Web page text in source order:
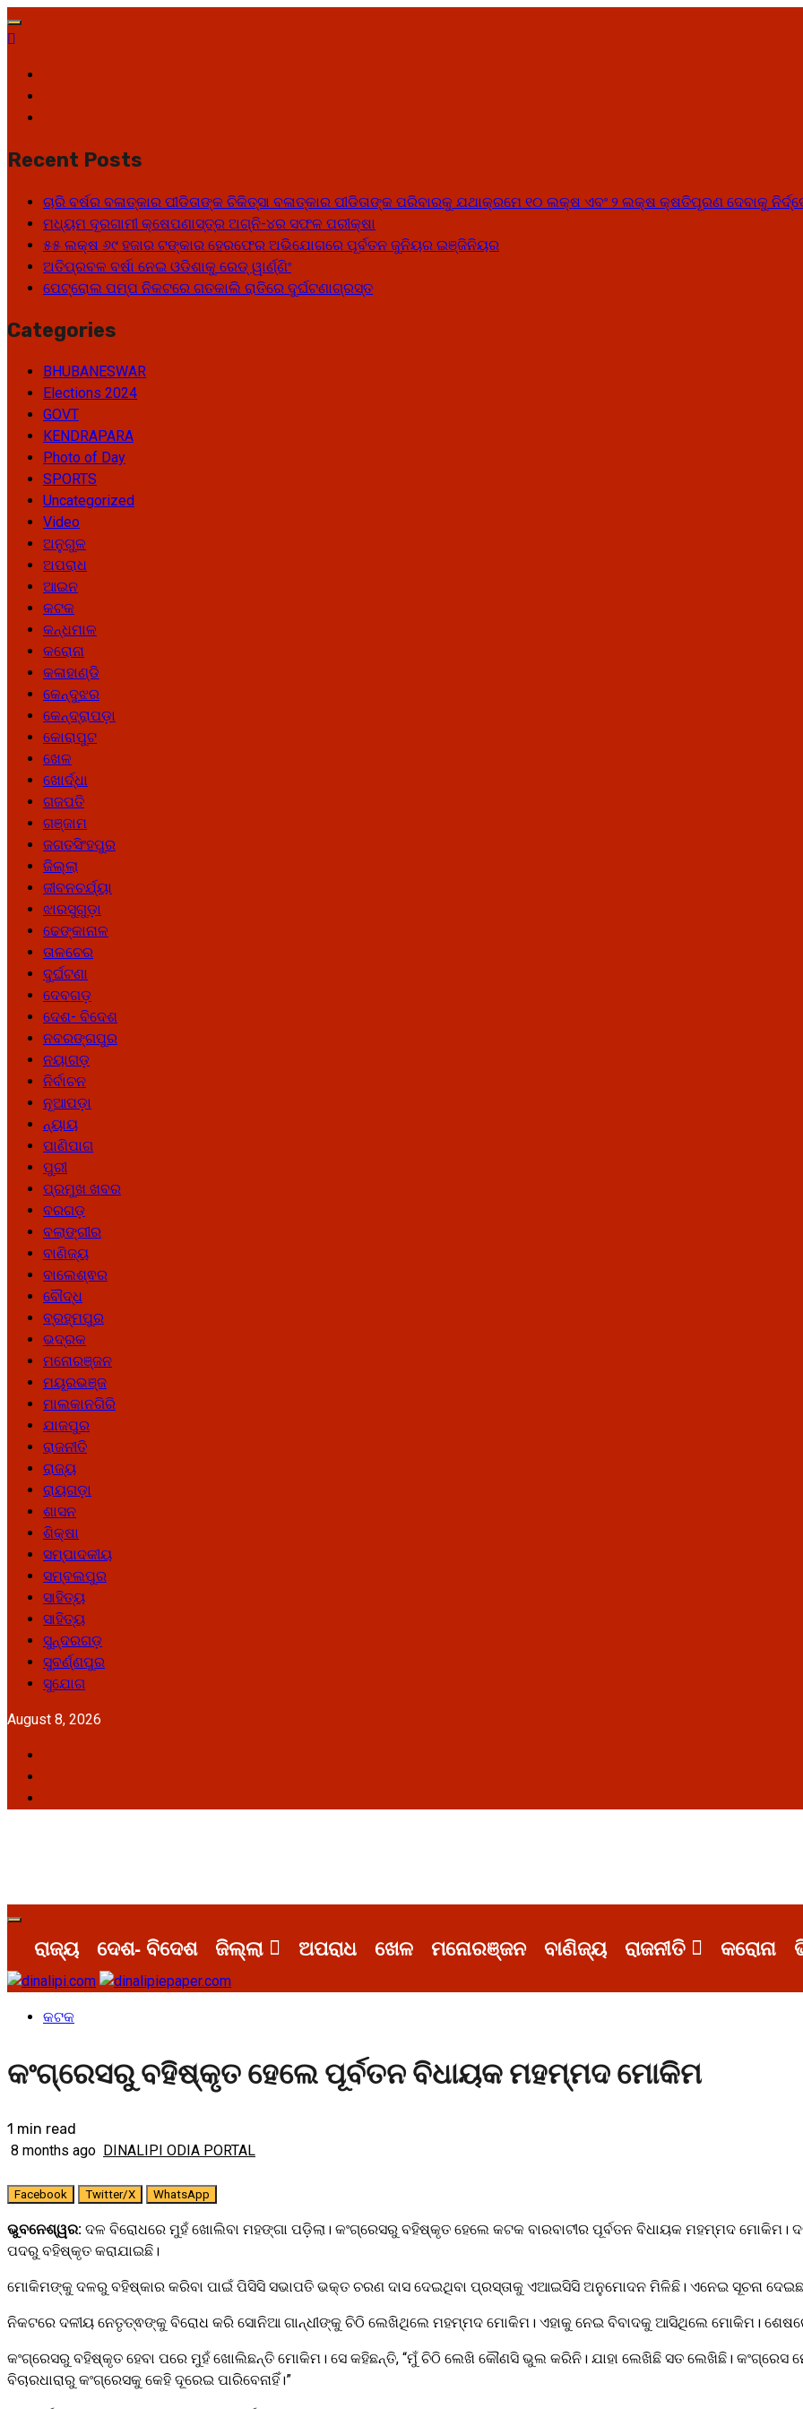
Skip
to
Recent Posts
ଚାରି ବର୍ଷର ବଳାତ୍କାର ପୀଡିତାଙ୍କ ଚିକିତ୍ସା ବଳାତ୍କାର ପୀଡିତାଙ୍କ ପରିବାରକୁ ଯଥାକ୍ରମେ ୧୦ ଲକ୍ଷ ଏବଂ ୨ ଲକ୍ଷ କ୍ଷତିପୂରଣ ଦେବାକୁ
ମଧ୍ୟମ ଦୂରଗାମୀ କ୍ଷେପଣାସ୍ତ୍ର ଅଗ୍ନି-୪ର ସଫଳ ପରୀକ୍ଷା
୫୫ ଲକ୍ଷ ୬୯ ହଜାର ଟଙ୍କାର ହେରଫେର ଅଭିଯୋଗରେ ପୂର୍ବତନ ଜୁନିୟର ଇଞ୍ଜିନିୟର
ଅତିପ୍ରବଳ ବର୍ଷା ନେଇ ଓଡିଶାକୁ ରେଡ୍ ୱାର୍ଣ୍ଣିଂ
ପେଟ୍ରୋଲ ପମ୍ପ ନିକଟରେ ଗତକାଲି ରାତିରେ ଦୁର୍ଘଟଣାଗ୍ରସ୍ତ
Categories
BHUBANESWAR
Elections 2024
GOVT
KENDRAPARA
Photo of Day
SPORTS
Uncategorized
Video
ଅନୁଗୁଳ
ଅପରାଧ
ଆଇନ
କଟକ
କନ୍ଧମାଳ
କରୋନା
କଳାହାଣ୍ଡି
କେନ୍ଦୁଝର
କେନ୍ଦ୍ରାପଡ଼ା
କୋରାପୁଟ
ଖେଳ
ଖୋର୍ଦ୍ଧା
ଗଜପତି
ଗଞ୍ଜାମ
ଜଗତସିଂହପୁର
ଜିଲ୍ଲା
ଜୀବନଚର୍ଯ୍ୟା
ଝାରସୁଗୁଡ଼ା
ଢେଙ୍କାନାଳ
ତାଳଚେର
ଦୁର୍ଘଟଣା
ଦେବଗଡ଼
ଦେଶ- ବିଦେଶ
ନବରଙ୍ଗପୁର
ନୟାଗଡ଼
ନିର୍ବାଚନ
ନୂଆପଡ଼ା
ନ୍ୟାୟ
ପାଣିପାଗ
ପୁରୀ
ପ୍ରମୁଖ ଖବର
ବରଗଡ଼
ବଲାଙ୍ଗୀର
ବାଣିଜ୍ୟ
ବାଲେଶ୍ଵର
ବୌଦ୍ଧ
ବ୍ରହ୍ମପୁର
ଭଦ୍ରକ
ମନୋରଞ୍ଜନ
ମୟୂରଭଞ୍ଜ
ମାଲକାନଗିରି
ଯାଜପୁର
ରାଜନୀତି
ରାଜ୍ୟ
ରାୟଗଡ଼ା
ଶାସନ
ଶିକ୍ଷା
ସମ୍ପାଦକୀୟ
ସମ୍ବଲପୁର
ସାହିତ୍ୟ
ସାହିତ୍ୟ
ସୁନ୍ଦରଗଡ଼
ସୁବର୍ଣ୍ଣପୁର
ସୁଯୋଗ
August 8, 2026
Primary
Menuରାଜ୍ୟ ଦେଶ- ବିଦେଶ ଜିଲ୍ଲା ଅପରାଧ ଖେଳ ମନୋରଞ୍ଜନ ବାଣିଜ୍ୟ ରାଜନୀତି କରୋନା
କଟକ
କଂଗ୍ରେସରୁ ବହିଷ୍କୃତ ହେଲେ ପୂର୍ବତନ ବିଧାୟକ ମହମ୍ମଦ ମୋକିମ
1 min read
8 months ago DINALIPI ODIA PORTAL
Facebook Twitter/X WhatsApp
ଭୁବନେଶ୍ୱର: ଦଳ ବିରୋଧରେ ମୁହଁ ଖୋଲିବା ମହଙ୍ଗା ପଡ଼ିଲା। କଂଗ୍ରେସରୁ ବହିଷ୍କୃତ ହେଲେ କଟକ ବାରବାଟୀର ପୂର୍ବତନ ବିଧାୟକ ମହମ୍ମଦ
ପଦରୁ ବହିଷ୍କୃତ କରାଯାଇଛି।
ମୋକିମଙ୍କୁ ଦଳରୁ ବହିଷ୍କାର କରିବା ପାଇଁ ପିସିସି ସଭାପତି ଭକ୍ତ ଚରଣ ଦାସ ଦେଇଥିବା ପ୍ରସ୍ତାକୁ ଏଆଇସିସି ଅନୁମୋଦନ ମିଳିଛି। ଏନେଇ ସୂଚନା
ନିକଟରେ ଦଳୀୟ ନେତୃତ୍ଵଙ୍କୁ ବିରୋଧ କରି ସୋନିଆ ଗାନ୍ଧୀଙ୍କୁ ଚିଠି ଲେଖିଥିଲେ ମହମ୍ମଦ ମୋକିମ। ଏହାକୁ ନେଇ ବିବାଦକୁ ଆସିଥିଲେ ମୋକିମ।
କଂଗ୍ରେସରୁ ବହିଷ୍କୃତ ହେବା ପରେ ମୁହଁ ଖୋଲିଛନ୍ତି ମୋକିମ। ସେ କହିଛନ୍ତି, “ମୁଁ ଚିଠି ଲେଖି କୌଣସି ଭୁଲ କରିନି। ଯାହା ଲେଖିଛି ସତ ଲେଖିଛି।
ବିଚାରଧାରାରୁ କଂଗ୍ରେସକୁ କେହି ଦୂରେଇ ପାରିବେନାହିଁ।”